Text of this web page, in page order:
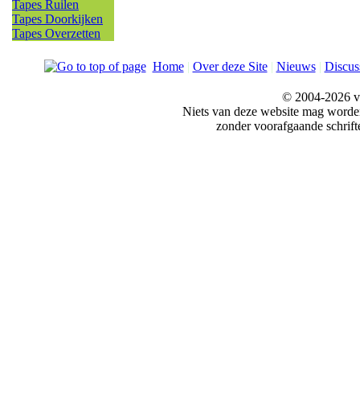
Tapes Ruilen
Tapes Doorkijken
Tapes Overzetten
Home| Over deze Site| Nieuws|
© 2004-2026
Niets van deze website mag
zonder voorafgaande